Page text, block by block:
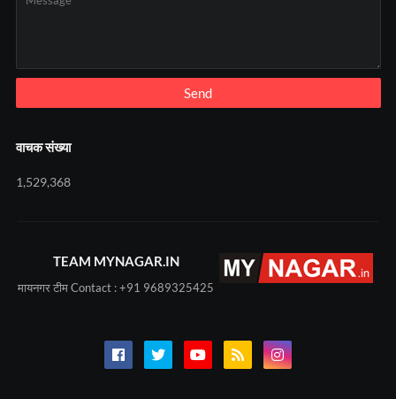
वाचक संख्या
1,529,368
TEAM MYNAGAR.IN
मायनगर टीम Contact : +91 9689325425